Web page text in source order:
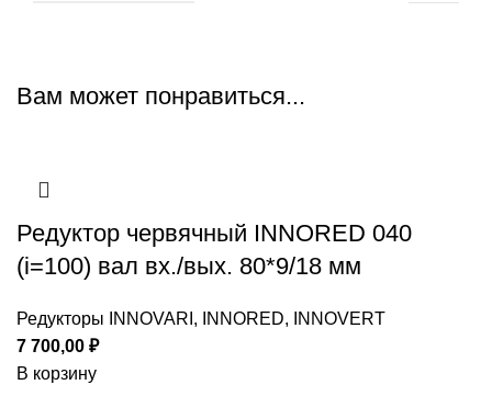
Вам может понравиться...
Редуктор червячный INNORED 040
(i=100) вал вх./вых. 80*9/18 мм
Редукторы INNOVARI, INNORED, INNOVERT
7 700,00 ₽
В корзину